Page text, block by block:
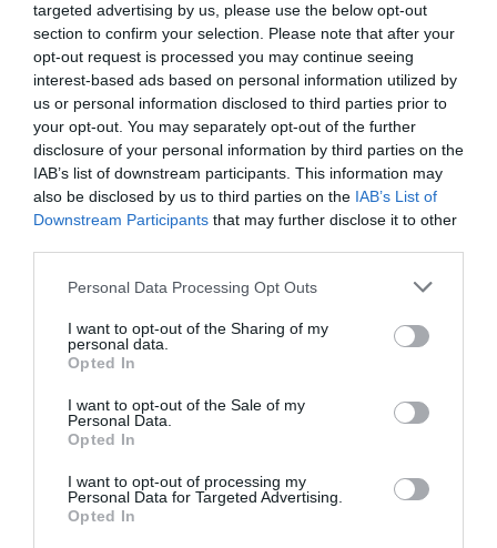
targeted advertising by us, please use the below opt-out
section to confirm your selection. Please note that after your
opt-out request is processed you may continue seeing
interest-based ads based on personal information utilized by
us or personal information disclosed to third parties prior to
your opt-out. You may separately opt-out of the further
disclosure of your personal information by third parties on the
IAB’s list of downstream participants. This information may
also be disclosed by us to third parties on the IAB’s List of
Downstream Participants that may further disclose it to other
Personal Data Processing Opt Outs
I want to opt-out of the Sharing of my
personal data.
Opted In
I want to opt-out of the Sale of my
Personal Data.
Opted In
I want to opt-out of processing my
Personal Data for Targeted Advertising.
Opted In
de combinar artistes de projecció estatal amb músics
del territori.